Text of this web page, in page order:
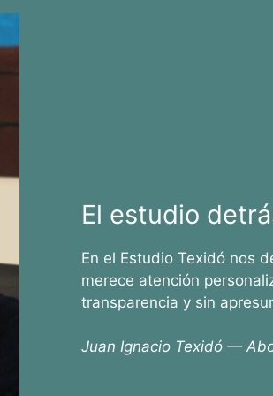
El estudio
En el Estudio Texidó nos
merece atención
transparencia y sin
Juan Ignacio Texidó —